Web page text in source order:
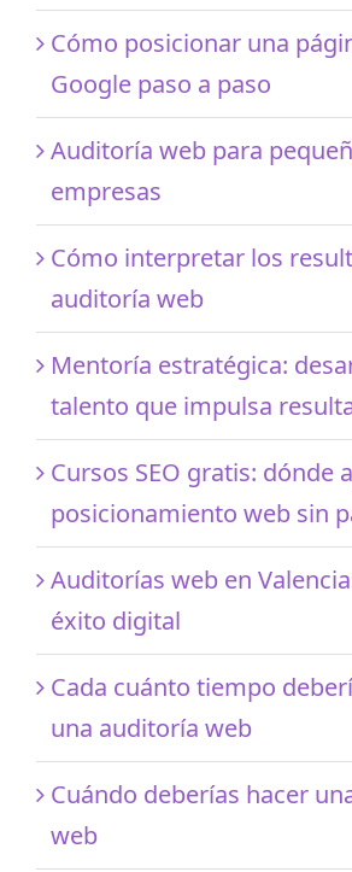
Cómo posicionar una
Google paso a paso
Auditoría web para
empresas
Cómo interpretar los
auditoría web
Mentoría estratégica:
talento que impulsa
Cursos SEO gratis: dónde
posicionamiento web sin
Auditorías web en
éxito digital
Cada cuánto tiempo
una auditoría web
Cuándo deberías hacer
web